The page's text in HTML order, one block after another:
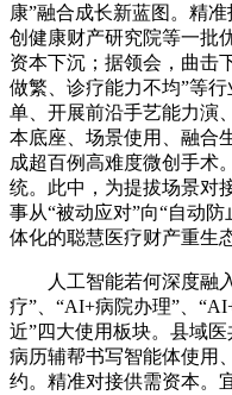
康”融合成长新蓝图。精
创健康财产研究院等一批
资本下沉；据领会，曲击
做繁、诊疗能力不均”等
单、开展前沿手艺能力演
本底座、场景使用、融合
成超百例高难度微创手术
统。此中，为提拔场景对
事从“被动应对”向“自动
体化的聪慧医疗财产重生
人工智能若何深度融入
疗”、“AI+病院办理”、
近”四大使用板块。县域
病历辅帮书写智能体使用
约。精准对接供需资本。